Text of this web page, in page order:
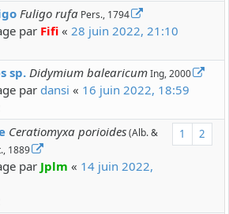
Fuligo rufa Pers., 1794
par Fifi « 28 juin 2022, 21:10
sp. Didymium balearicumIng, 2000
par dansi « 16 juin 2022, 18:59
1 2
Ceratiomyxa porioides(Alb. &
1889
par Jplm « 14 juin 2022,